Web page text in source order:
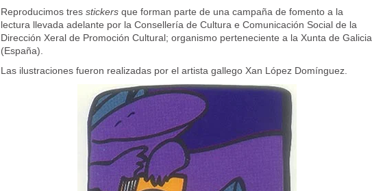
Reproducimos tres stickersque forman parte de una campaña de fomento a la
lectura llevada adelante por la Consellería de Cultura e Comunicación Social de la
Dirección Xeral de Promoción Cultural; organismo perteneciente a la Xunta de Galicia
(España).
Las ilustraciones fueron realizadas por el artista gallego Xan López Domínguez.